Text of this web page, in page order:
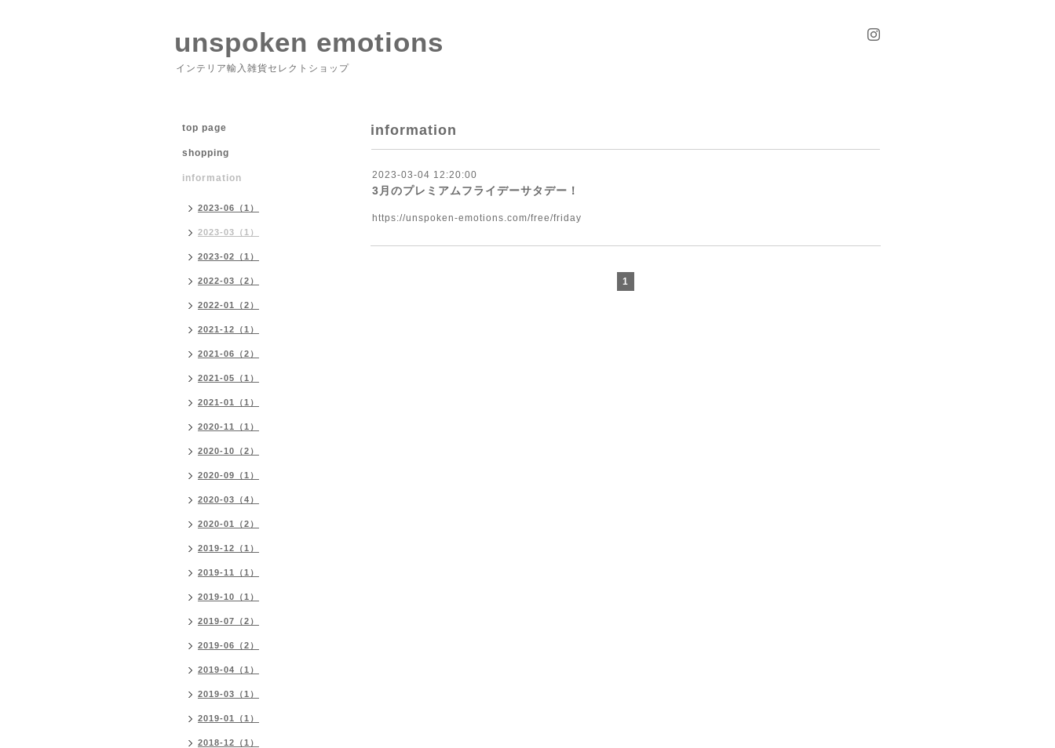
unspoken emotions
インテリア輸入雑貨セレクトショップ
information
2023-03-04 12:20:00
3月のプレミアムフライデーサタデー！
https://unspoken-emotions.com/free/friday
1
top page
shopping
information
2023-06（1）
2023-03（1）
2023-02（1）
2022-03（2）
2022-01（2）
2021-12（1）
2021-06（2）
2021-05（1）
2021-01（1）
2020-11（1）
2020-10（2）
2020-09（1）
2020-03（4）
2020-01（2）
2019-12（1）
2019-11（1）
2019-10（1）
2019-07（2）
2019-06（2）
2019-04（1）
2019-03（1）
2019-01（1）
2018-12（1）